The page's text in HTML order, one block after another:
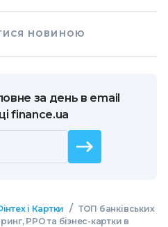
НОВИНОЮ
за день в email
finance.ua
і Картки / ТОП банківських
РРО та бізнес-картки в